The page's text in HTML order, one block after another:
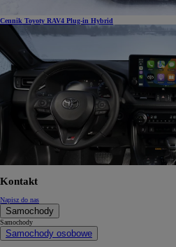
Cennik Toyoty RAV4 Plug-in Hybrid
Kontakt
Napisz do nas
Samochody
Samochody
Samochody osobowe